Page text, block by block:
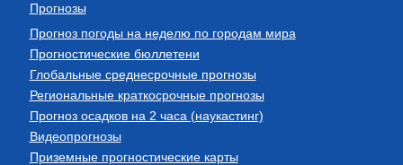
Прогнозы
Прогноз погоды на неделю по городам мира
Прогностические бюллетени
Глобальные среднесрочные прогнозы
Региональные краткосрочные прогнозы
Прогноз осадков на 2 часа (наукастинг)
Видеопрогнозы
Приземные прогностические карты